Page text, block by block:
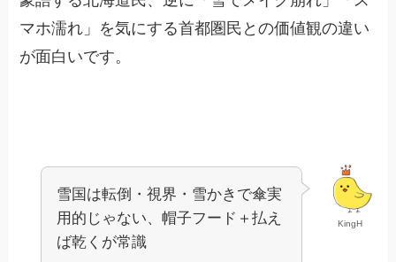
マホ濡れ」を気にする首都圏民との価値観の違い
が面白いです。
KingH
雪国は転倒・視界・雪かきで傘実
用的じゃない、帽子フード＋払え
ば乾くが常識